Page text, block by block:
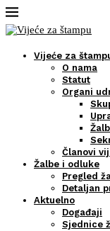
Vijeće za
O nama
Statut
Organi
Članovi
Žalbe i odluke
Pregled
Detaljan
Aktuelno
Događaji
Sjednice